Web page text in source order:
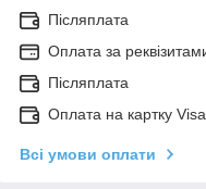
Післяплата
Оплата за
Післяплата
Оплата на картку
Всі умови оплати